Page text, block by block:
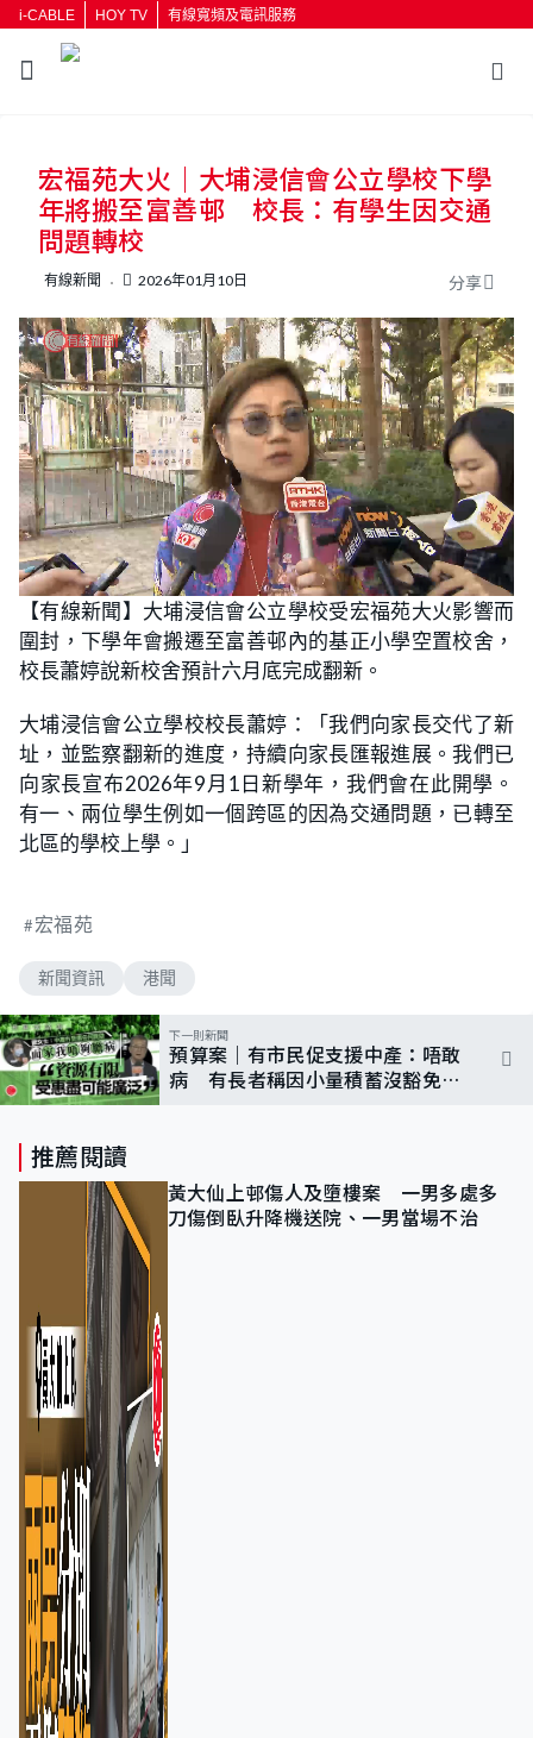
i-CABLE HOY TV 有線寬頻及電訊服務
按輸入鍵開始搜尋
宏福苑大火｜大埔浸信會公立學校下學
年將搬至富善邨 校長：有學生因交通
問題轉校
有線新聞 2026年01月10日 分享
U
n
m
t
e
L
o
a
d
e
d
:
7
5
8
%
【有線新聞】大埔浸信會公立學校受宏福苑大火影響而
圍封，下學年會搬遷至富善邨內的基正小學空置校舍，
校長蕭婷說新校舍預計六月底完成翻新。
大埔浸信會公立學校校長蕭婷：「我們向家長交代了新
址，並監察翻新的進度，持續向家長匯報進展。我們已
向家長宣布2026年9月1日新學年，我們會在此開學。
有一、兩位學生例如一個跨區的因為交通問題，已轉至
北區的學校上學。」
宏福苑
新聞資訊 港聞
下一則新聞
預算案｜有市民促支援中產：唔敢
病 有長者稱因小量積蓄沒豁免
推薦閱讀
黃大仙上邨傷人及墮樓案 一男多處多
刀傷倒臥升降機送院、一男當場不治